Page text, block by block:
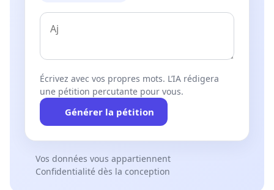
Écrivez avec vos propres mots. L’IA rédigera
une pétition percutante pour vous.
Générer la pétition
Vos données vous appartiennent
Confidentialité dès la conception